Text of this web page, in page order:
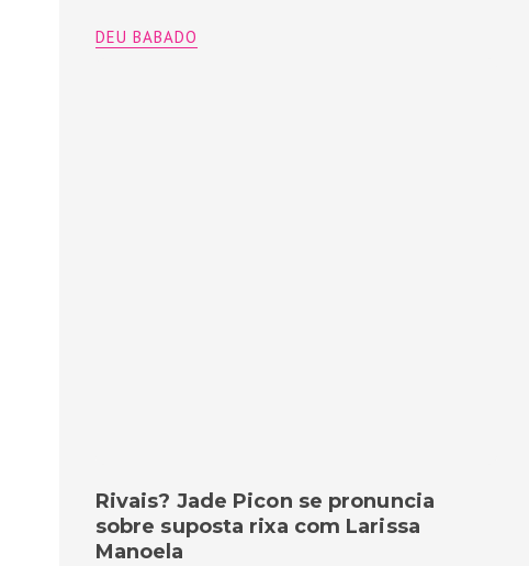
DEU BABADO
Rivais? Jade Picon se pronuncia
sobre suposta rixa com Larissa
Manoela